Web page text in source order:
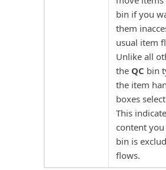
Wiekowanie zobowiązań (z
Wiele numerów rejestracji VAT
Wskaźniki KPI i miary aplikacji
Wybór raportów dla raportów
finansowych w Busin...
Rachunek przepływów
pieniężnych (raport)
Rachunek zysków i strat
Raport uzgodnienia VAT
Raportowanie finansowe
Rejestr K/G (raport)
bin if you
them
usual item
Unlike all
the QC bin
the item
boxes
This
content you
bin is
flows.